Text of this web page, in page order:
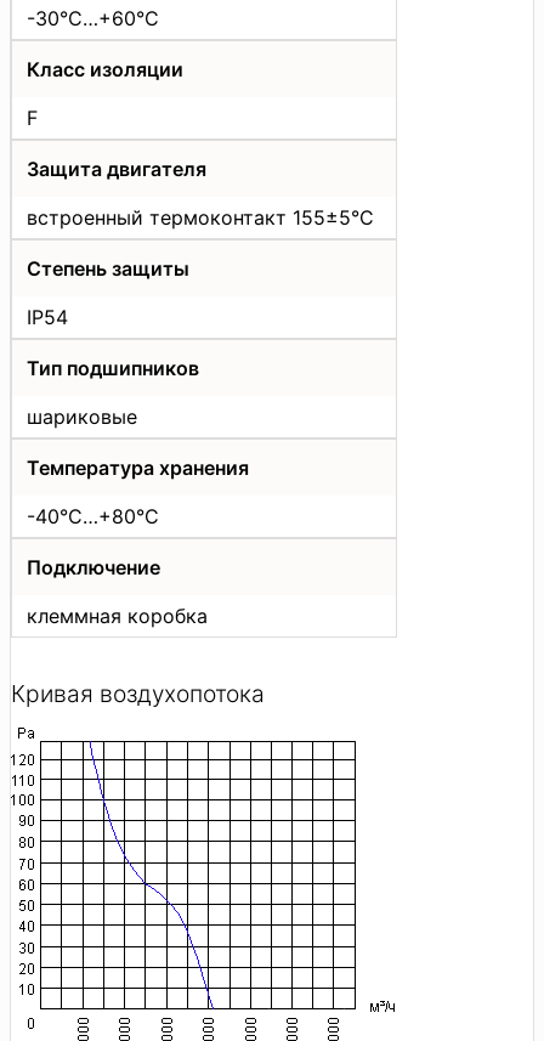
-30°C…+60°C
Класс изоляции
F
Защита двигателя
встроенный термоконтакт 155±5°C
Степень защиты
IP54
Тип подшипников
шариковые
Температура хранения
-40°C…+80°C
Подключение
клеммная коробка
Кривая воздухопотока